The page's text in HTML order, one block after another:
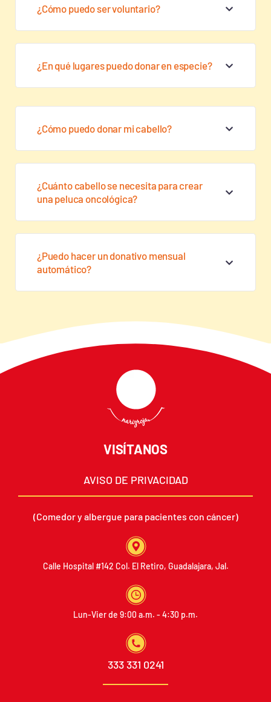
¿Cómo puedo ser voluntario?
¿En qué lugares puedo donar en especie?
¿Cómo puedo donar mi cabello?
¿Cuánto cabello se necesita para crear
una peluca oncológica?
¿Puedo hacer un donativo mensual
automático?
VISÍTANOS
AVISO DE PRIVACIDAD
(Comedor y albergue parapacientes con cáncer)
Calle Hospital #142 Col. El Retiro, Guadalajara, Jal.
Lun-Vier de 9:00 a.m. - 4:30 p.m.
333 331 0241